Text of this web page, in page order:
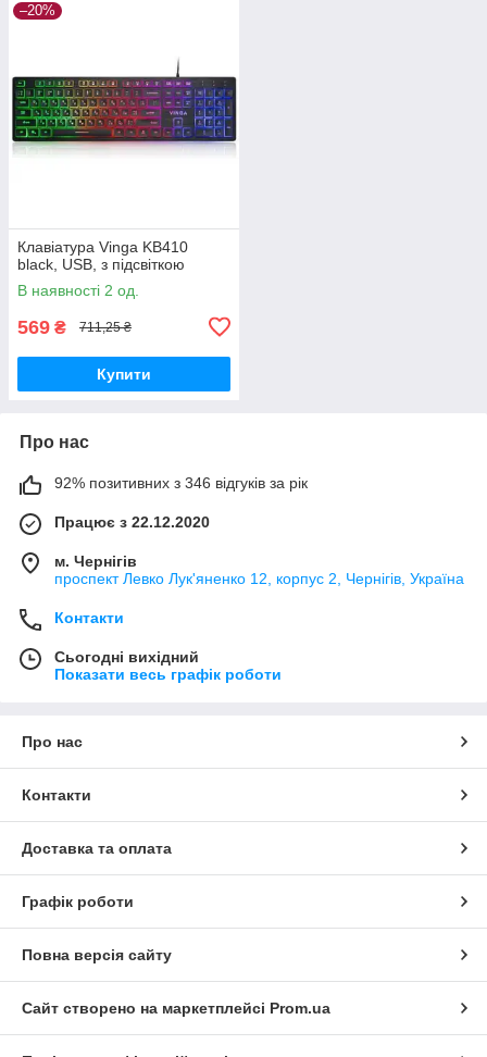
–20%
Клавіатура Vinga KB410
black, USB, з підсвіткою
В наявності 2 од.
569 ₴ 711,25 ₴
Купити
Про нас
92% позитивних з 346 відгуків за рік
Працює з 22.12.2020
м. Чернігів
проспект Левко Лук'яненко 12, корпус 2, Чернігів, Україна
Контакти
Сьогодні вихідний
Показати весь графік роботи
Про нас
Контакти
Доставка та оплата
Графік роботи
Повна версія сайту
Сайт створено на маркетплейсі Prom.ua